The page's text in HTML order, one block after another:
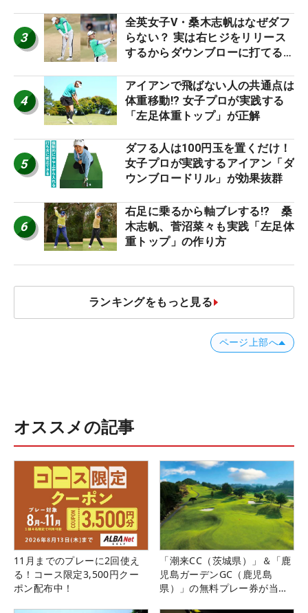
3
全英女子V・桑木志帆はなぜダフ
らない？ 実は右ヒジをリリース
するからダウンブローに打てる #
4
アイアンで飛ばない人の共通点は
体重移動!? 女子プロが実践する
「左足体重トップ」が正解
5
ダフる人は100円玉を置くだけ！
女子プロが実践するアイアン「ダ
ウンブロードリル」が効果抜群
6
右足に乗るから軸ブレする!? 桑
木志帆、菅沼菜々も実践「左足体
重トップ」の作り方
ランキングをもっと見る
ページ上部へ
オススメの記事
11月までのプレーに2回使え
る！コース限定3,500円クー
ポン配布中！
「潮来CC（茨城県）」＆「鹿
児島ガーデンGC（鹿児島
県）」の無料プレー券が当た